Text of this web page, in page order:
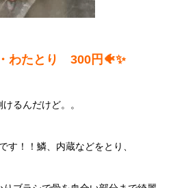
わたとり 300円🐠✨
るんだけど。。
す！！鱗、内蔵などをとり、